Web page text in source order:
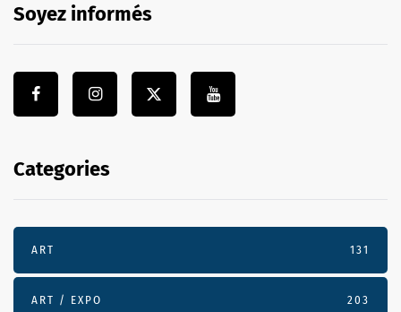
Soyez informés
Categories
ART 131
ART / EXPO 203